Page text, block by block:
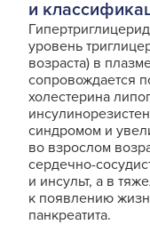
и
уровень
возраста) в
сопровождается
холестерина
синдромом и
во взрослом
сердечно-
и инсульт, а в
к появлению
панкреатита.